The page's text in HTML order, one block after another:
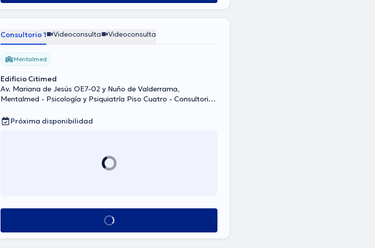
Consultorio 1 Videoconsulta Videoconsulta
Mentalmed
Edificio Citimed
Av. Mariana de Jesús OE7-02 y Nuño de Valderrama,
Mentalmed - Psicología y Psiquiatría Piso Cuatro - Consultorios
Próxima disponibilidad
Ver más horarios